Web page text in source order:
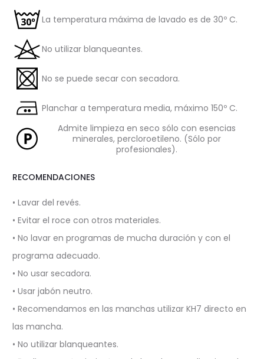
La temperatura máxima de lavado es de 30º C.
No utilizar blanqueantes.
No se puede secar con secadora.
Planchar a temperatura media, máximo 150º C.
Admite limpieza en seco sólo con esencias
minerales, percloroetileno. (Sólo por
profesionales).
RECOMENDACIONES
• Lavar del revés.
• Evitar el roce con otros materiales.
• No lavar en programas de mucha duración y con el
programa adecuado.
• No usar secadora.
• Usar jabón neutro.
• Recomendamos en las manchas utilizar KH7 directo en
las mancha.
• No utilizar blanqueantes.